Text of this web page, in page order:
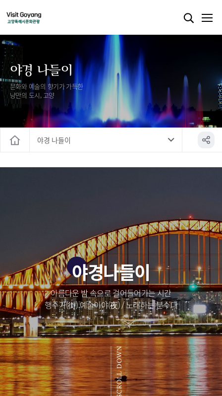
야경 나들이
문화와 예술의 향기가 가득한
낭만의 도시, 고양
야경 나들이
야경나들이
아름다운 밤 속으로 걸어들어가는 시간
행주가(街) 예술이야(夜) / 노래하는 분수대
SCROLL DOWN